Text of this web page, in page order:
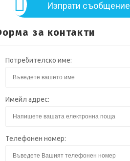
Изпрати съобщение
за контакти
Потребителско име:
Имейл адрес:
Телефонен номер: